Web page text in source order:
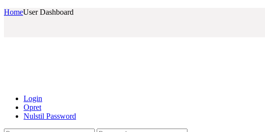
HomeUser Dashboard
Login
Opret
Nulstil Password